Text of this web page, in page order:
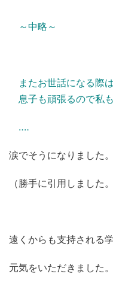
～中略～
またお世話になる際は
息子も頑張るので私
‥‥
涙でそうになりました。
（勝手に引用しました
遠くからも支持される
元気をいただきました。